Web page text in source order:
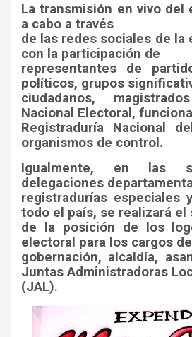
La transmisión en vivo del
a cabo a través
de las redes sociales de la
con la participación de
representantes de
políticos, grupos
ciudadanos,
Nacional Electoral,
Registraduría Nacional
organismos de control.
Igualmente, en las
delegaciones
registradurías especiales
todo el país, se realizará el
de la posición de los
electoral para los cargos de
gobernación, alcaldía,
Juntas Administradoras
(JAL).